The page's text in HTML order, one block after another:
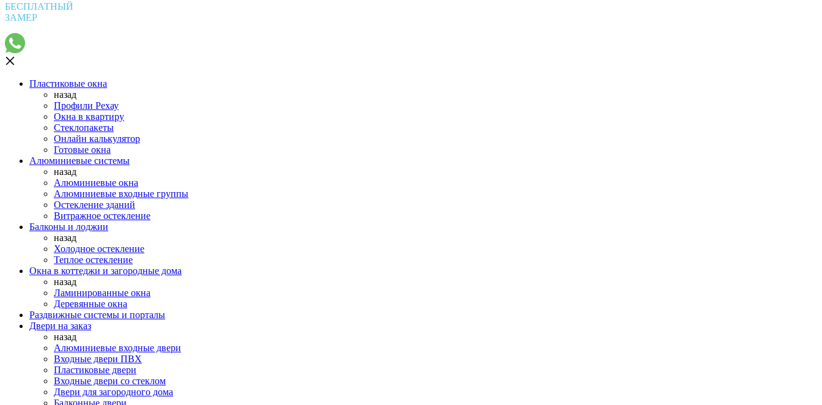
БЕСПЛАТНЫЙ
ЗАМЕР
Пластиковые окна
назад
Профили Рехау
Окна в квартиру
Стеклопакеты
Онлайн калькулятор
Готовые окна
Алюминиевые системы
назад
Алюминиевые окна
Алюминиевые входные группы
Остекление зданий
Витражное остекление
Балконы и лоджии
назад
Холодное остекление
Теплое остекление
Окна в коттеджи и загородные дома
назад
Ламинированные окна
Деревянные окна
Раздвижные системы и порталы
Двери на заказ
назад
Алюминиевые входные двери
Входные двери ПВХ
Пластиковые двери
Входные двери со стеклом
Двери для загородного дома
Балконные двери